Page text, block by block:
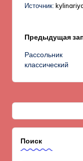
Источник:
записи
Предыдущая
Рассольник
классический
Поиск